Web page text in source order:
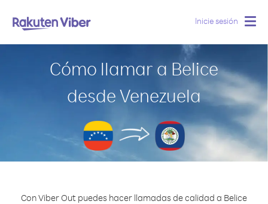
Inicie sesión
Cómo llamar a Belice
desde Venezuela
Con Viber Out puedes hacer llamadas de calidad a Belice